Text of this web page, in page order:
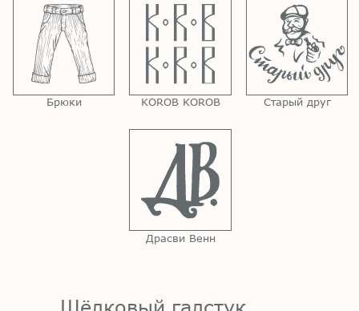
Брюки KOROB KOROB Старый друг
Драсви Венн